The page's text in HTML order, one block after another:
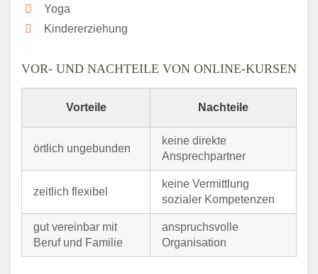
Yoga
Kindererziehung
VOR- UND NACHTEILE VON ONLINE-KURSEN
Vorteile Nachteile
örtlich ungebunden
keine direkte
Ansprechpartner
zeitlich flexibel
keine Vermittlung
sozialer Kompetenzen
gut vereinbar mit
Beruf und Familie
anspruchsvolle
Organisation